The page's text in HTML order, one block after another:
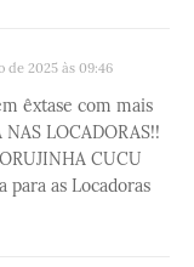
de 2025 às 09:46
êxtase com mais
LOCADORAS!!
CUCU
para as Locadoras